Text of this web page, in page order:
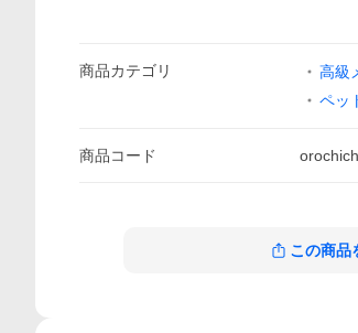
商品カテゴリ 高級
ペッ
商品コード
この商品